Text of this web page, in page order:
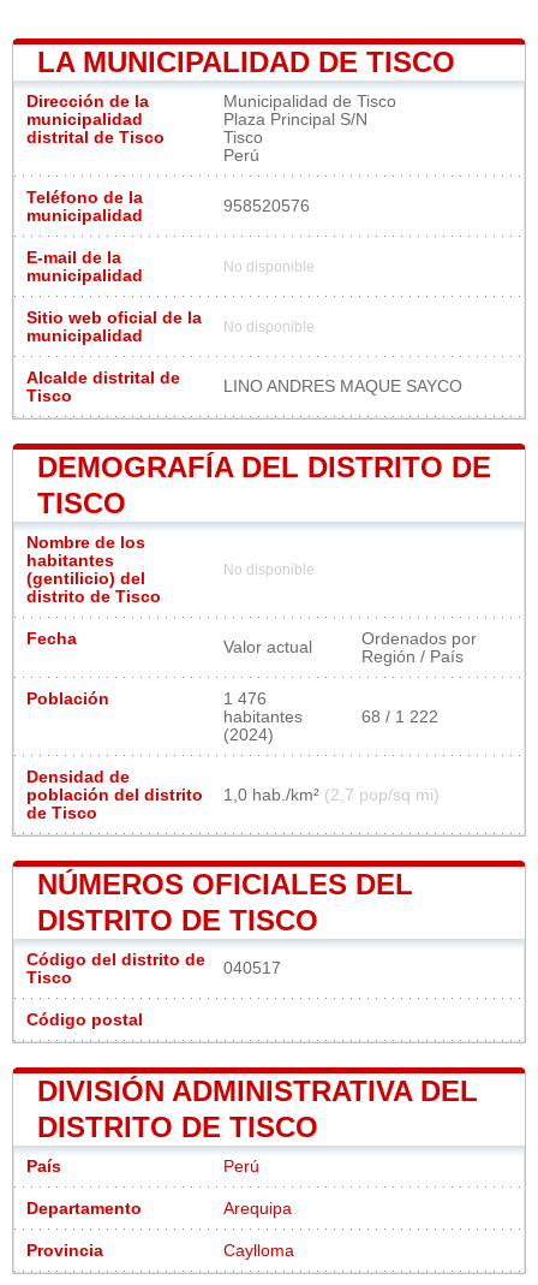
LA MUNICIPALIDAD DE TISCO
Dirección de la
municipalidad
distrital de Tisco
Municipalidad de Tisco
Plaza Principal S/N
Tisco
Perú
Teléfono de la
municipalidad
958520576
E-mail de la
municipalidad
No disponible
Sitio web oficial de la
municipalidad
No disponible
Alcalde distrital de
Tisco
LINO ANDRES MAQUE SAYCO
DEMOGRAFÍA DEL DISTRITO DE
TISCO
Nombre de los
habitantes
(gentilicio) del
distrito de Tisco
No disponible
Fecha Valor actual
Ordenados por
Región / País
Población
1 476
habitantes
(2024)
68 / 1 222
Densidad de
población del distrito
de Tisco
1,0 hab./km² (2,7 pop/sq mi)
NÚMEROS OFICIALES DEL
DISTRITO DE TISCO
Código del distrito de
Tisco
040517
Código postal
DIVISIÓN ADMINISTRATIVA DEL
DISTRITO DE TISCO
País Perú
Departamento Arequipa
Provincia Caylloma